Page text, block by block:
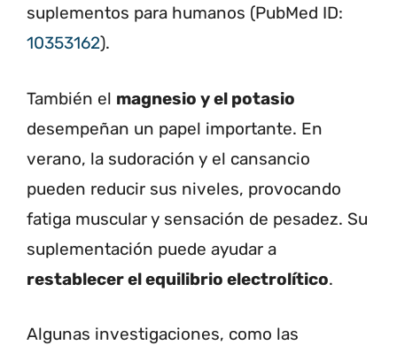
suplementos para humanos (PubMed ID:
10353162).
También el magnesio y el potasio
desempeñan un papel importante. En
verano, la sudoración y el cansancio
pueden reducir sus niveles, provocando
fatiga muscular y sensación de pesadez. Su
suplementación puede ayudar a
restablecer el equilibrio electrolítico.
Algunas investigaciones, como las